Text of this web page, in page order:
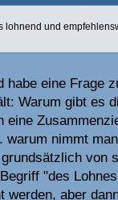
lohnend und
habe eine Frage
Warum gibt es
eine
warum nimmt
von
"des
werden, aber